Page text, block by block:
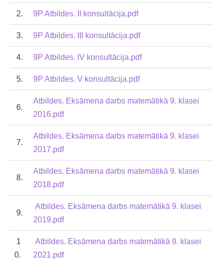
2. 9P Atbildes. II konsultācija.pdf
3. 9P Atbildes. III konsultācija.pdf
4. 9P Atbildes. IV konsultācija.pdf
5. 9P Atbildes. V konsultācija.pdf
6.
Atbildes. Eksāmena darbs matemātikā 9. klasei
2016.pdf
7.
Atbildes. Eksāmena darbs matemātikā 9. klasei
2017.pdf
8.
Atbildes. Eksāmena darbs matemātikā 9. klasei
2018.pdf
9.
Atbildes. Eksāmena darbs matemātikā 9. klasei
2019.pdf
1
0.
Atbildes. Eksāmena darbs matemātikā 9. klasei
2021.pdf